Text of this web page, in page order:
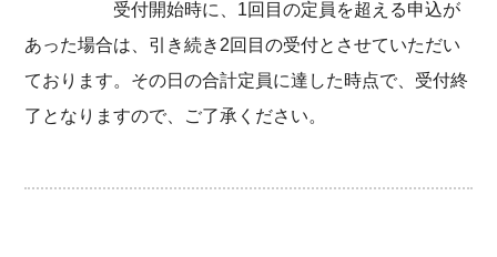
受付開始時に、1回目の定員を超える申込が
あった場合は、引き続き2回目の受付とさせていただい
ております。その日の合計定員に達した時点で、受付終
了となりますので、ご了承ください。